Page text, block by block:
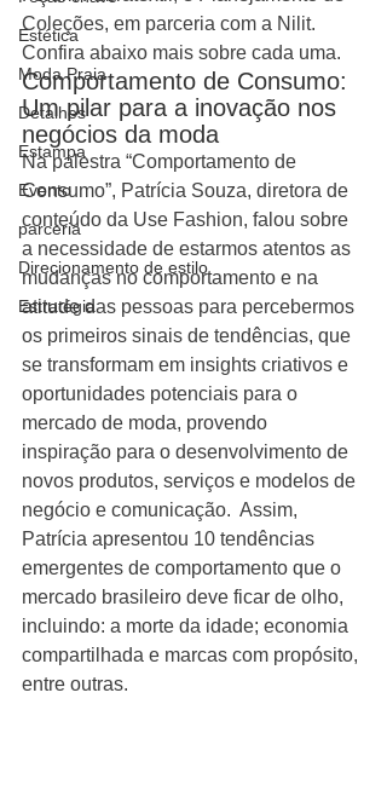
Estética
Moda Praia
Detalhes
Estampa
Evento
parceria
Direcionamento de estilo
Estratégia
Coleções, em parceria com a Nilit.
Confira abaixo mais sobre cada uma.
Comportamento de Consumo:
Um pilar para a inovação nos
negócios da moda
Na palestra “Comportamento de
Consumo”, Patrícia Souza, diretora de
conteúdo da Use Fashion, falou sobre
a necessidade de estarmos atentos as
mudanças no comportamento e na
atitude das pessoas para percebermos
os primeiros sinais de tendências, que
se transformam em insights criativos e
oportunidades potenciais para o
mercado de moda, provendo
inspiração para o desenvolvimento de
novos produtos, serviços e modelos de
negócio e comunicação.  Assim,
Patrícia apresentou 10 tendências
emergentes de comportamento que o
mercado brasileiro deve ficar de olho,
incluindo: a morte da idade; economia
compartilhada e marcas com propósito,
entre outras.